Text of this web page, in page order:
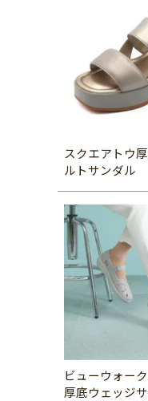
スクエアトウ
ルトサンダル
ビューウォー
厚底ウェッジ